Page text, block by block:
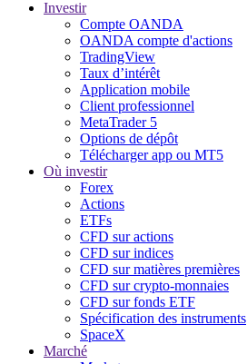
Investir
Compte OANDA
OANDA compte d'actions
TradingView
Taux d’intérêt
Application mobile
Client professionnel
MetaTrader 5
Options de dépôt
Télécharger app ou MT5
Où investir
Forex
Actions
ETFs
CFD sur actions
CFD sur indices
CFD sur matières premières
CFD sur crypto-monnaies
CFD sur fonds ETF
Spécification des instruments
SpaceX
Marché